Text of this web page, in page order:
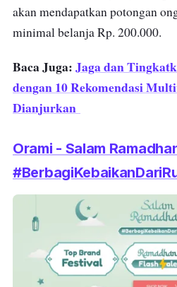
akan mendapatkan potongan
minimal belanja Rp. 200.000.
Baca Juga:Jaga dan
dengan 10 Rekomendasi
Dianjurkan
Orami - Salam